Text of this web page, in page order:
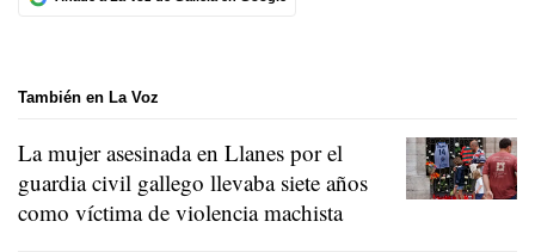
También en La Voz
La mujer asesinada en Llanes por el
guardia civil gallego llevaba siete años
como víctima de violencia machista